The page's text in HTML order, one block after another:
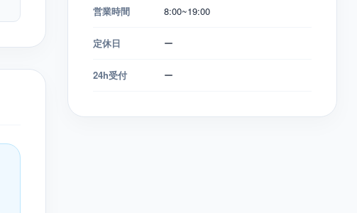
営業時間 8:00~19:00
定休日 ー
24h受付 ー